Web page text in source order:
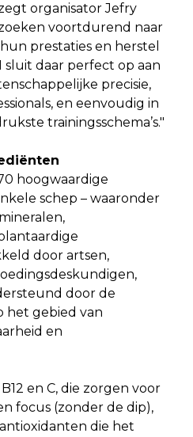
organisator Jefry
voortdurend naar
prestaties en herstel
sluit daar perfect op aan
precisie,
en eenvoudig in
trainingsschema’s."
hoogwaardige
schep – waaronder
door artsen,
door de
het gebied van
en
en C, die zorgen voor
focus (zonder de dip),
die het